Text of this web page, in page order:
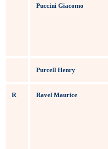
Puccini Giacomo
Purcell Henry
R Ravel Maurice